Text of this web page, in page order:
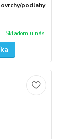
podlahy
Skladom u nás